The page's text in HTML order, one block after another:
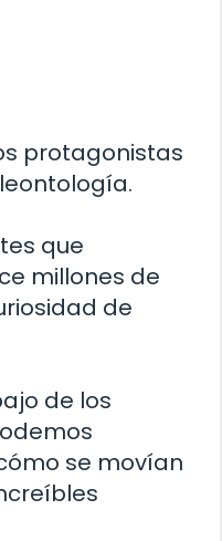
protagonistas
que
millones de
de
de los
se movían